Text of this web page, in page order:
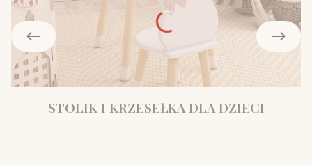
STOLIK I KRZESEŁKA DLA DZIECI